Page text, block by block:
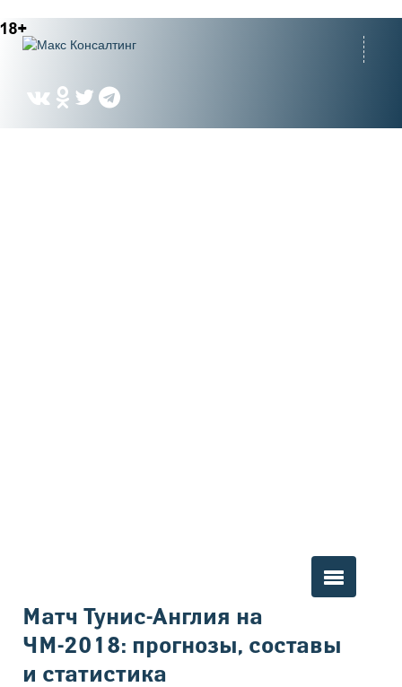
Вы здесь
Матч Тунис-Англия на
ЧМ-2018: прогнозы, составы
и статистика